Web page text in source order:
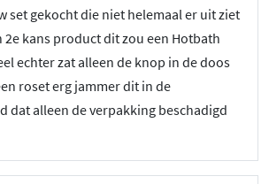
set gekocht die niet helemaal er uit ziet
2e kans product dit zou een Hotbath
echter zat alleen de knop in de doos
roset erg jammer dit in de
dat alleen de verpakking beschadigd